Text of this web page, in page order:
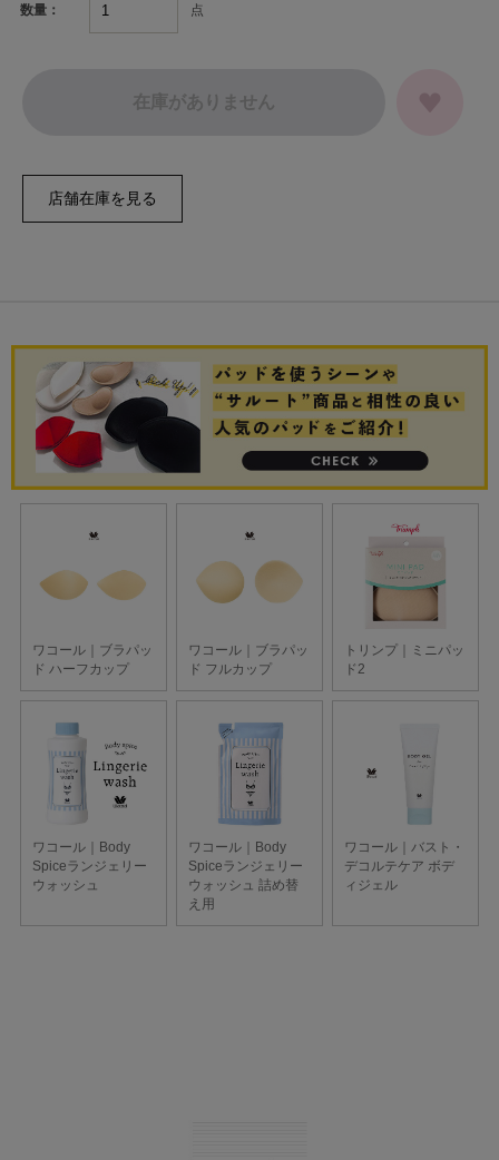
数量： 点
在庫がありません